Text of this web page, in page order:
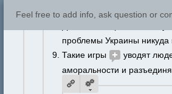
Feel free to add info, ask question or
Если только играть, то кто
проблемы Украины никуда
Такие игры
уводят
аморальности и